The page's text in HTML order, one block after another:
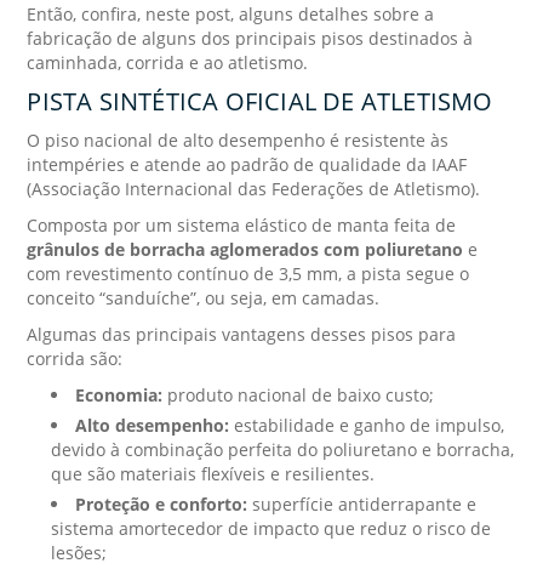
Então, confira, neste post, alguns detalhes sobre a
fabricação de alguns dos principais pisos destinados à
caminhada, corrida e ao atletismo.
PISTA SINTÉTICA OFICIAL DE ATLETISMO
O piso nacional de alto desempenho é resistente às
intempéries e atende ao padrão de qualidade da IAAF
(Associação Internacional das Federações de Atletismo).
Composta por um sistema elástico de manta feita de
grânulos de borracha aglomerados com poliuretano e
com revestimento contínuo de 3,5 mm, a pista segue o
conceito “sanduíche”, ou seja, em camadas.
Algumas das principais vantagens desses pisos para
corrida são:
Economia: produto nacional de baixo custo;
Alto desempenho: estabilidade e ganho de impulso,
devido à combinação perfeita do poliuretano e borracha,
que são materiais flexíveis e resilientes.
Proteção e conforto:superfície antiderrapante e
sistema amortecedor de impacto que reduz o risco de
lesões;